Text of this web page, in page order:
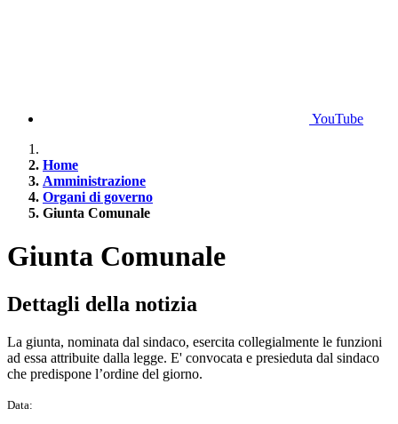
YouTube
Home
Amministrazione
Organi di governo
Giunta Comunale
Giunta Comunale
Dettagli della notizia
La giunta, nominata dal sindaco, esercita collegialmente le funzioni
ad essa attribuite dalla legge. E' convocata e presieduta dal sindaco
che predispone l’ordine del giorno.
Data: